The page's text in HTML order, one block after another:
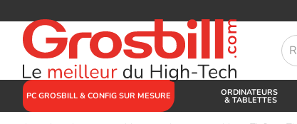
PC GROSBILL & CONFIG SUR MESURE ORDINATEURS
& TABLETTES